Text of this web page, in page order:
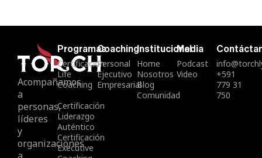
Acompañamos
a
personas,
líderes
y
organizaciones
Programas
Certificación
Life
Coaching
Certificación
Liderazgo
Auténtico
Certificación
Executive
Coaching
Personal
Ejecutivo
Empresarial
Institucional
Home
Nosotros
Blog
Comunidad
Media
Podcast
Video
+591
779 31
750